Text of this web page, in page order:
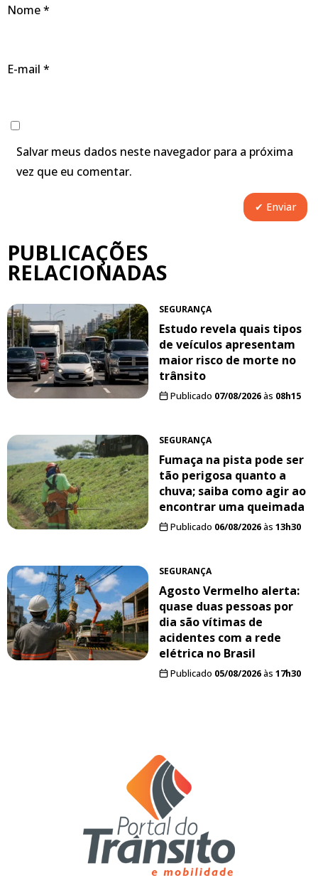
Nome*
E-mail *
Salvar meus dados neste navegador para a próxima
vez que eu comentar.
PUBLICAÇÕES
RELACIONADAS
SEGURANÇA
Estudo revela quais tipos
de veículos apresentam
maior risco de morte no
trânsito
Publicado 07/08/2026às 08h15
SEGURANÇA
Fumaça na pista pode ser
tão perigosa quanto a
chuva; saiba como agir ao
encontrar uma queimada
Publicado 06/08/2026às 13h30
SEGURANÇA
Agosto Vermelho alerta:
quase duas pessoas por
dia são vítimas de
acidentes com a rede
elétrica no Brasil
Publicado 05/08/2026às 17h30